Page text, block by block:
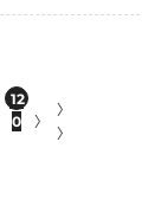
12
0
〉
〉
〉